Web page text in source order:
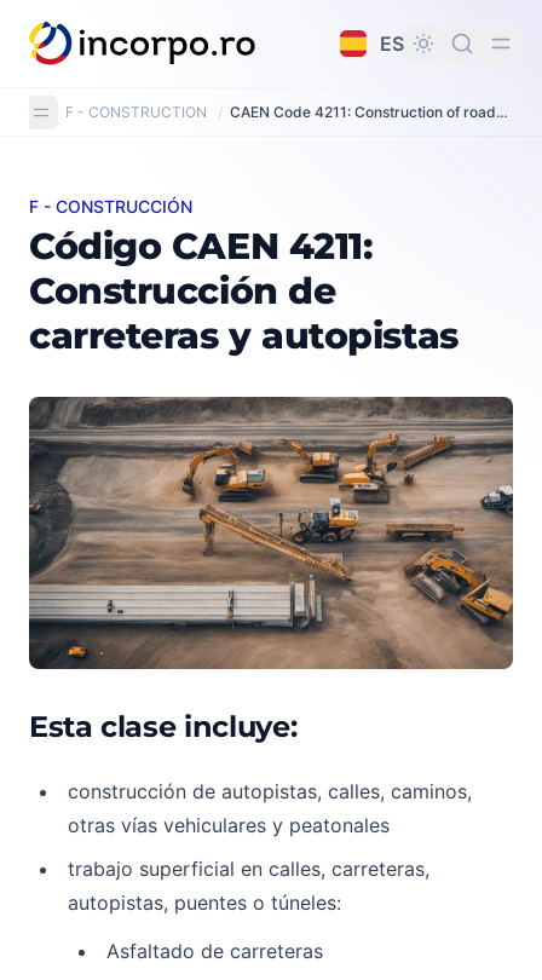
principal
ES
F - CONSTRUCTION / CAEN Code 4211: Construction of roads and motorways
Código CAEN 4211: Construcción de carreteras y
F - CONSTRUCCIÓN
Código CAEN 4211:
Construcción de
carreteras y autopistas
Esta clase incluye:
construcción de autopistas, calles, caminos,
otras vías vehiculares y peatonales
trabajo superficial en calles, carreteras,
autopistas, puentes o túneles:
Asfaltado de carreteras